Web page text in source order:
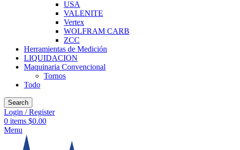
USA
VALENITE
Vertex
WOLFRAM CARB
ZCC
Herramientas de Medición
LIQUIDACION
Maquinaria Convencional
Tornos
Todo
Search
Login / Register
0 items $0.00
Menu